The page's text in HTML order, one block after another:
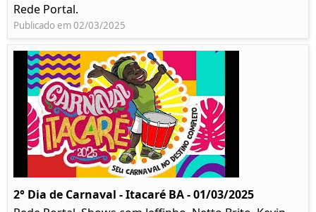
Rede Portal.
Publicado em 02/03/2025
2° Dia de Carnaval - Itacaré BA - 01/03/2025